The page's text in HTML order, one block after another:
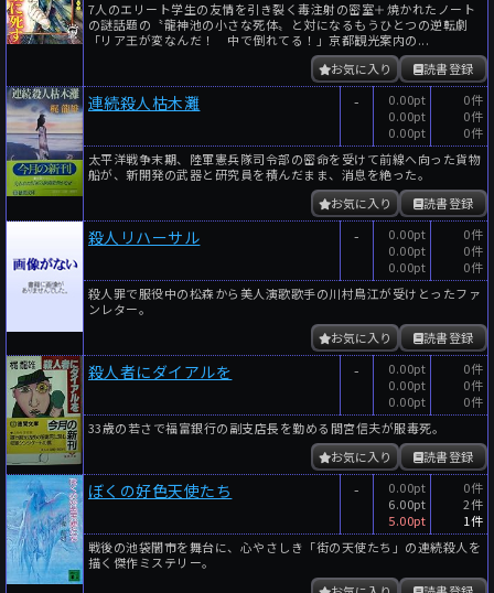
7人のエリート学生の友情を引き裂く毒注射の密室＋焼かれたノート
の謎話題の〝龍神池の小さな死体〟と対になるもうひとつの逆転劇
「リア王が変なんだ！ 中で倒れてる！」京都観光案内の...
読書登録
お気に入り
連続殺人枯木灘 -
0.00pt
0.00pt
0.00pt
0件
0件
0件
太平洋戦争末期、陸軍憲兵隊司令部の密命を受けて前線へ向った貨物
船が、新開発の武器と研究員を積んだまま、消息を絶った。
読書登録
お気に入り
殺人リハーサル -
0.00pt
0.00pt
0.00pt
0件
0件
0件
殺人罪で服役中の松森から美人演歌歌手の川村鳥江が受けとったファ
ンレター。
読書登録
お気に入り
殺人者にダイアルを -
0.00pt
0.00pt
0.00pt
0件
0件
0件
33歳の若さで福富銀行の副支店長を勤める間宮信夫が服毒死。
読書登録
お気に入り
ぼくの好色天使たち -
0.00pt
6.00pt
5.00pt
0件
2件
1件
戦後の池袋闇市を舞台に、心やさしき「街の天使たち」の連続殺人を
描く傑作ミステリー。